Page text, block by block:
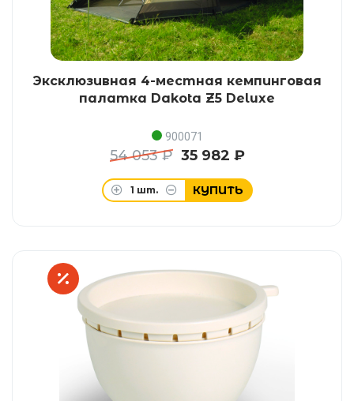
Эксклюзивная 4-местная кемпинговая
палатка Dakota Z5 Deluxe
900071
54 053 ₽ 35 982 ₽
1 шт. КУПИТЬ